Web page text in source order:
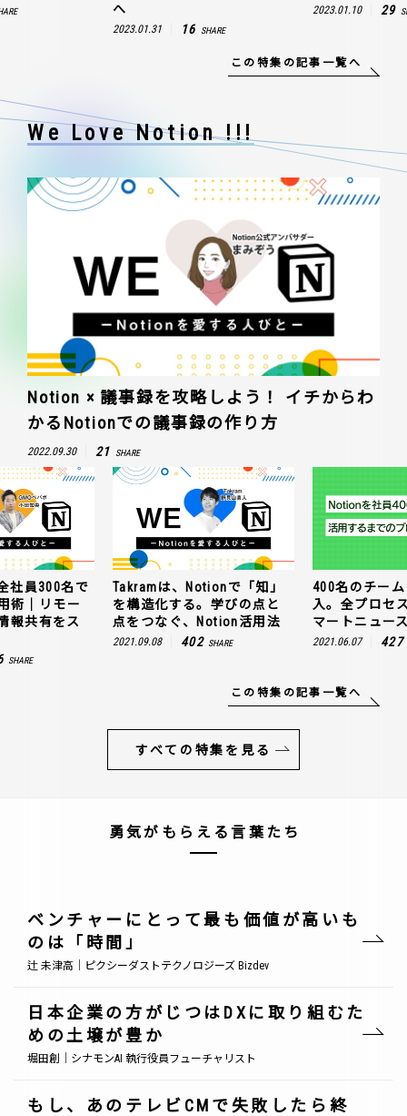
へ
2023.01.31 16 SHARE
2023.01.10 29
この特集の記事一覧へ
We Love Notion !!!
Notion × 議事録を攻略しよう！ イチからわ
かるNotionでの議事録の作り方
2022.09.30 21 SHARE
社員300名で
術｜リモー
報共有をス
SHARE
Takramは、Notionで「知」
を構造化する。学びの点と
点をつなぐ、Notion活用法
2021.09.08 402 SHARE
400名のチー
入。全プロセ
マートニュー
2021.06.07 427
この特集の記事一覧へ
すべての特集を見る
勇気がもらえる言葉たち
ベンチャーにとって最も価値が高いも
のは「時間」
辻 未津高｜ピクシーダストテクノロジーズ Bizdev
日本企業の方がじつはDXに取り組むた
めの土壌が豊か
堀田創｜シナモンAI 執行役員フューチャリスト
もし、あのテレビCMで失敗したら終